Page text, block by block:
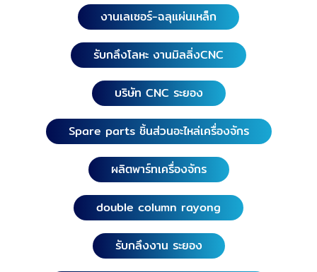
งานเลเซอร์-ฉลุแผ่นเหล็ก
รับกลึงโลหะ งานมิลลิ่งCNC
บริษัท CNC ระยอง
Spare parts ชิ้นส่วนอะไหล่เครื่องจักร
ผลิตพาร์ทเครื่องจักร
double column rayong
รับกลึงงาน ระยอง